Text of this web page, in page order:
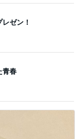
ゼン！
青春